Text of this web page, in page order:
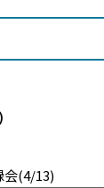
会(4/13)